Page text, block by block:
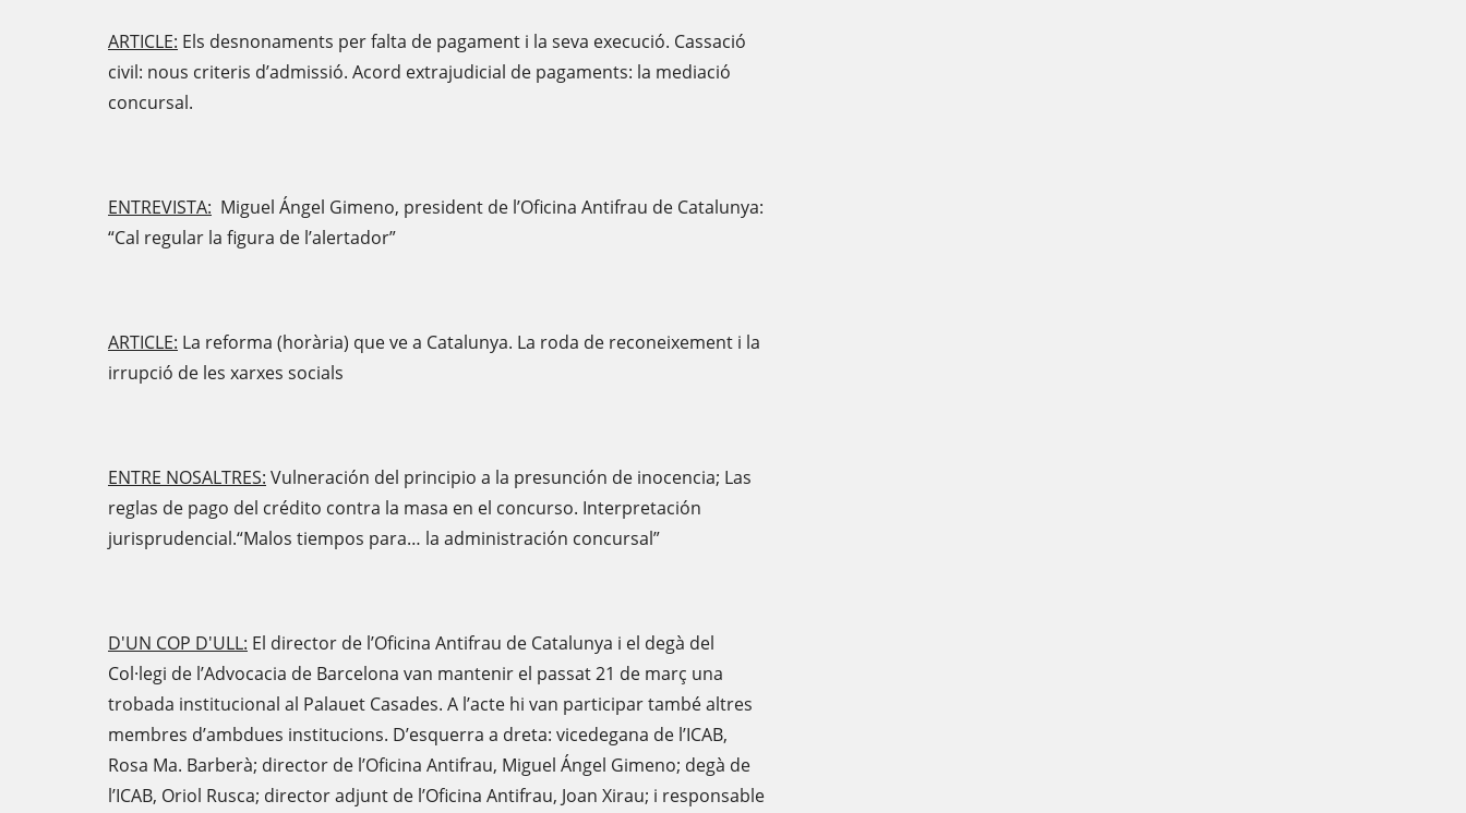
ARTICLE: Els desnonaments per falta de pagament i la seva execució. Cassació
civil: nous criteris d’admissió. Acord extrajudicial de pagaments: la mediació
concursal.
ENTREVISTA: Miguel Ángel Gimeno, president de l’Oficina Antifrau de Catalunya:
“Cal regular la figura de l’alertador”
ARTICLE: La reforma (horària) que ve a Catalunya. La roda de reconeixement i la
irrupció de les xarxes socials
ENTRE NOSALTRES: Vulneración del principio a la presunción de inocencia; Las
reglas de pago del crédito contra la masa en el concurso. Interpretación
jurisprudencial.“Malos tiempos para… la administración concursal”
D'UN COP D'ULL: El director de l’Oficina Antifrau de Catalunya i el degà del
Col·legi de l’Advocacia de Barcelona van mantenir el passat 21 de març una
trobada institucional al Palauet Casades. A l’acte hi van participar també altres
membres d’ambdues institucions. D’esquerra a dreta: vicedegana de l’ICAB,
Rosa Ma. Barberà; director de l’Oficina Antifrau, Miguel Ángel Gimeno; degà de
l’ICAB, Oriol Rusca; director adjunt de l’Oficina Antifrau, Joan Xirau; i responsable